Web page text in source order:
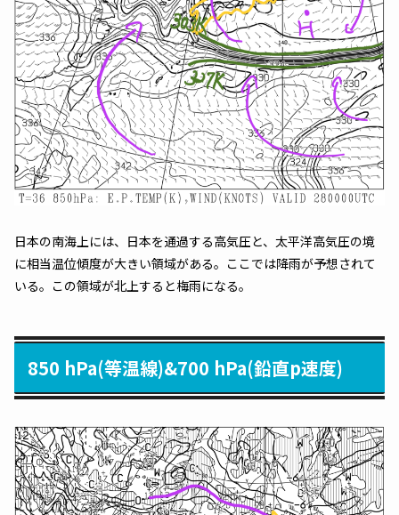
日本の南海上には、日本を通過する高気圧と、太平洋高気圧の境
に相当温位傾度が大きい領域がある。ここでは降雨が予想されて
いる。この領域が北上すると梅雨になる。
850 hPa(等温線)&700 hPa(鉛直p速度)